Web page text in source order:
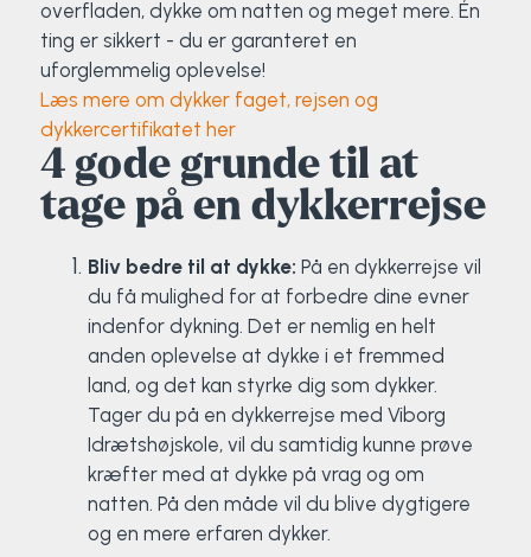
overfladen, dykke om natten og meget mere. Én
ting er sikkert - du er garanteret en
uforglemmelig oplevelse!
Læs mere om dykker faget, rejsen og
dykkercertifikatet her
4 gode grunde til at
tage på en dykkerrejse
Bliv bedre til at dykke: På en dykkerrejse vil
du få mulighed for at forbedre dine evner
indenfor dykning. Det er nemlig en helt
anden oplevelse at dykke i et fremmed
land, og det kan styrke dig som dykker.
Tager du på en dykkerrejse med Viborg
Idrætshøjskole, vil du samtidig kunne prøve
kræfter med at dykke på vrag og om
natten. På den måde vil du blive dygtigere
og en mere erfaren dykker.